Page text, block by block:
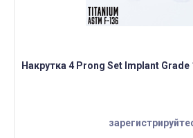
Накрутка 4 Prong Set Implant